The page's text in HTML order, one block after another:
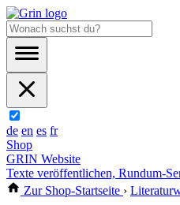
de en es fr
Shop
GRIN Website
Texte veröffentlichen, Rundum-
Zur Shop-Startseite ›